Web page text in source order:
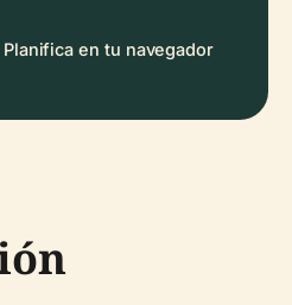
Planifica en tu navegador